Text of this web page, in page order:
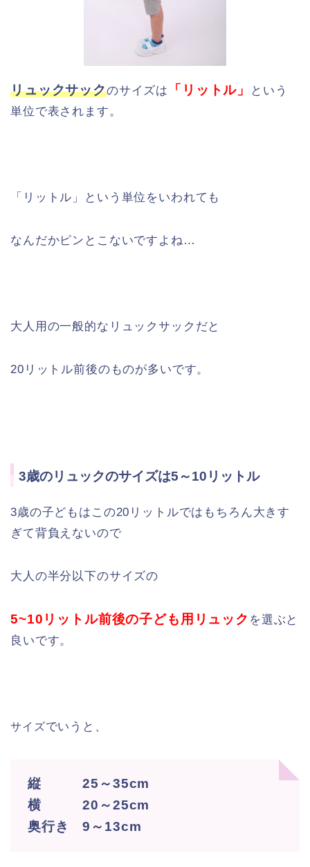
リュックサックのサイズは 「リットル」
という
単位で表されます。
「リットル」という単位をいわれても
なんだかピンとこないですよね…
大人用の一般的なリュックサックだと
20リットル前後のものが多いです。
3歳のリュックのサイズは5～10リットル
3歳の子どもはこの20リットルではもちろん大きす
ぎて背負えないので
大人の半分以下のサイズの
5~10リットル前後の子ども用リュック を選ぶと
良いです。
サイズでいうと、
縦 25～35cm
横 20～25cm
奥行き 9～13cm